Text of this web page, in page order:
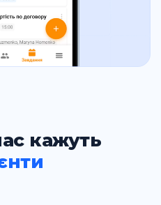
кажуть